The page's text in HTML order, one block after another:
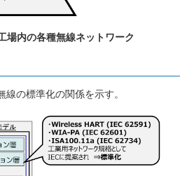
内の各種無線ネットワーク
の標準化の関係を示す。